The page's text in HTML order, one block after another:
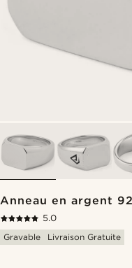
Anneau en argent
5.0
Gravable
Livraison Gratuite